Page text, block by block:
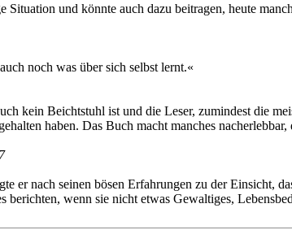
und könnte auch dazu beitragen, heute
noch was über sich selbst lernt.«
kein Beichtstuhl ist und die Leser, zumindest die
haben. Das Buch macht manches
nach seinen bösen Erfahrungen zu der Einsicht,
wenn sie nicht etwas Gewaltiges,